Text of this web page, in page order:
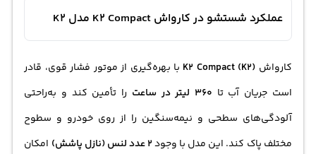
عملکرد شستشو در کارواش K2 Compact مدل K2
کارواش K2 Compact (K2) با بهره‌گیری از موتور فشار قوی، قادر
است جریان آب تا 360 لیتر در ساعت
را تأمین کند و به‌راحتی
آلودگی‌های سطحی و نیمه‌سنگین را از روی خودرو و سطوح
مختلف پاک کند. این مدل با وجود2 عدد لنس (نازل پاشش)
امکان